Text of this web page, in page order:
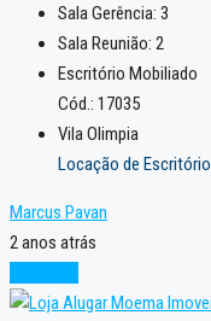
Sala Gerência: 3
Sala Reunião: 2
Escritório Mobiliado
Cód.: 17035
Vila Olimpia
Locação de Escritório
Marcus Pavan
2 anos atrás